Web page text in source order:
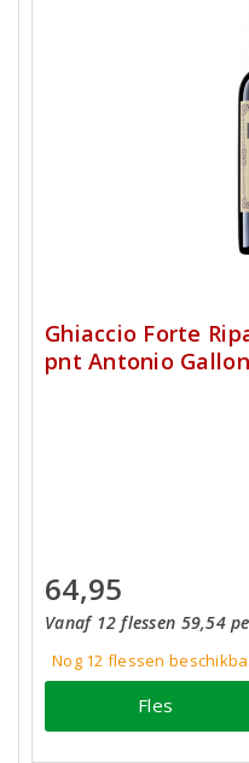
Ghiaccio Forte
pnt Antonio
64,95
Vanaf 12 flessen 59,54
Nog 12 flessen
Fles